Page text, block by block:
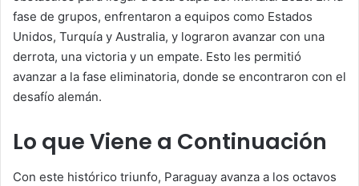
fase de grupos, enfrentaron a equipos como Estados
Unidos, Turquía y Australia, y lograron avanzar con una
derrota, una victoria y un empate. Esto les permitió
avanzar a la fase eliminatoria, donde se encontraron con el
desafío alemán.
Lo que Viene a Continuación
Con este histórico triunfo, Paraguay avanza a los octavos